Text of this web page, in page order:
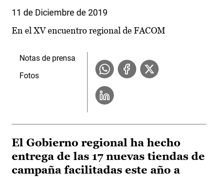
11 de Diciembre de 2019
En el XV encuentro regional de FACOM
Notas de prensa
Fotos
El Gobierno regional ha hecho
entrega de las 17 nuevas tiendas de
campaña facilitadas este año a